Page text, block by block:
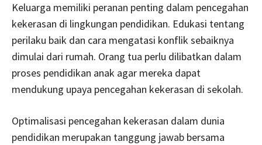
Keluarga memiliki peranan penting dalam pencegahan
kekerasan di lingkungan pendidikan. Edukasi tentang
perilaku baik dan cara mengatasi konflik sebaiknya
dimulai dari rumah. Orang tua perlu dilibatkan dalam
proses pendidikan anak agar mereka dapat
mendukung upaya pencegahan kekerasan di sekolah.
Optimalisasi pencegahan kekerasan dalam dunia
pendidikan merupakan tanggung jawab bersama